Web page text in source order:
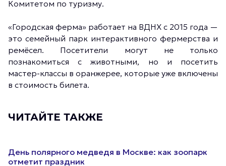
Комитетом по туризму.
«Городская ферма» работает на ВДНХ с 2015 года —
это семейный парк интерактивного фермерства и
ремёсел. Посетители могут не только
познакомиться с животными, но и посетить
мастер-классы в оранжерее, которые уже включены
в стоимость билета.
ЧИТАЙТЕ ТАКЖЕ
День полярного медведя в Москве: как зоопарк
отметит праздник